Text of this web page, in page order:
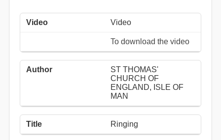
Video
To download the video
ST THOMAS'
CHURCH OF
ENGLAND, ISLE OF
MAN
Ringing